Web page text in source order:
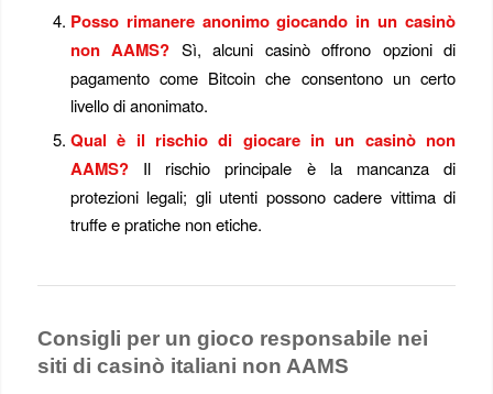
Posso rimanere anonimo giocando in un casinò
non AAMS? Sì, alcuni casinò offrono opzioni di
pagamento come Bitcoin che consentono un certo
livello di anonimato.
Qual è il rischio di giocare in un casinò non
AAMS?Il rischio principale è la mancanza di
protezioni legali; gli utenti possono cadere vittima di
truffe e pratiche non etiche.
Consigli per un gioco responsabile nei
siti di casinò italiani non AAMS